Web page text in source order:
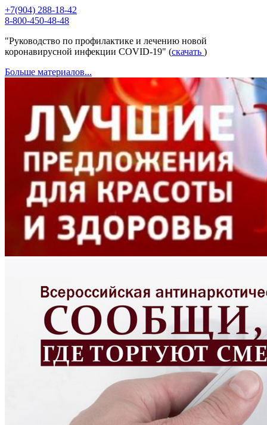
+7(904) 288-18-42
8-800-450-48-48
"Руководство по профилактике и лечению новой
коронавирусной инфекции COVID-19" (скачать )
Больше материалов...